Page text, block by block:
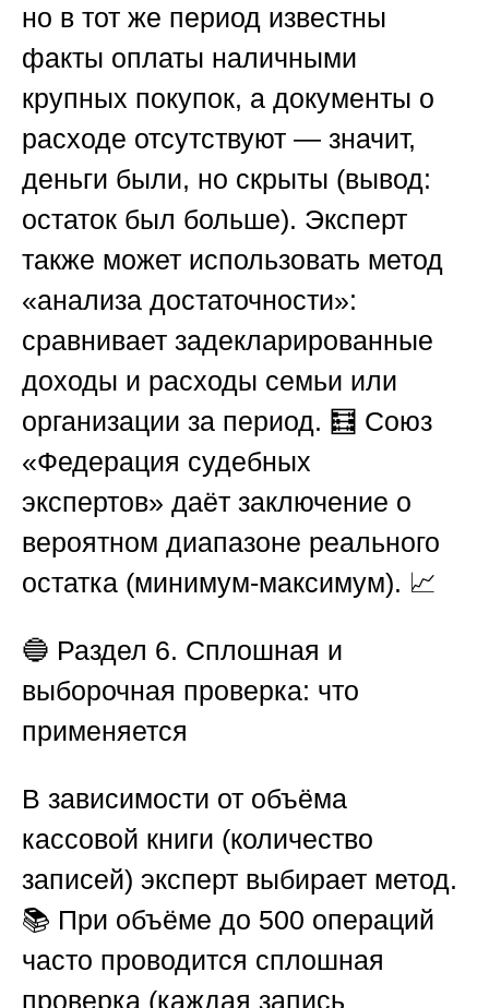
но в тот же период известны
факты оплаты наличными
крупных покупок, а документы о
расходе отсутствуют — значит,
деньги были, но скрыты (вывод:
остаток был больше). Эксперт
также может использовать метод
«анализа достаточности»:
сравнивает задекларированные
доходы и расходы семьи или
организации за период. 🧮 Союз
«Федерация судебных
экспертов» даёт заключение о
вероятном диапазоне реального
остатка (минимум-максимум). 📈
🔵 Раздел 6. Сплошная и
выборочная проверка: что
применяется
В зависимости от объёма
кассовой книги (количество
записей) эксперт выбирает метод.
📚 При объёме до 500 операций
часто проводится сплошная
проверка (каждая запись